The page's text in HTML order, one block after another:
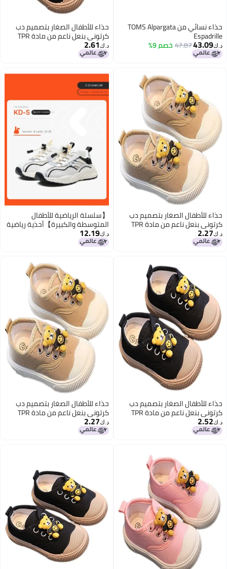
حذاء نسائي من TOMS Alpargata
Espadrille
د.ك‏43.09
47.87خصم 9%
حذاء للأطفال الصغار بتصميم دب
كرتوني بنعل ناعم من مادة TPR
ونعل قماشي.
د.ك‏2.61
حذاء للأطفال الصغار بتصميم دب
كرتوني بنعل ناعم من مادة TPR
ونعل قماشي.
د.ك‏2.27
【سلسلة الرياضية للأطفال
المتوسطة والكبيرة】أحذية رياضية
للأطفال، أحذية موضة الربيع/الخريف،
أحذية رياضية بيضاء قابلة للتنفس،
د.ك‏12.19
حذاء للأطفال الصغار بتصميم دب
كرتوني بنعل ناعم من مادة TPR
ونعل قماشي.
د.ك‏2.52
حذاء للأطفال الصغار بتصميم دب
كرتوني بنعل ناعم من مادة TPR
ونعل قماشي.
د.ك‏2.27